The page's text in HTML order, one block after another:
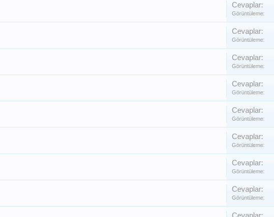
Cevaplar:
Görüntüleme:
Cevaplar:
Görüntüleme:
Cevaplar:
Görüntüleme:
Cevaplar:
Görüntüleme:
Cevaplar:
Görüntüleme:
Cevaplar:
Görüntüleme:
Cevaplar:
Görüntüleme:
Cevaplar:
Görüntüleme: